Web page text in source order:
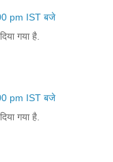
pm IST बजे
गया है.
pm IST बजे
गया है.